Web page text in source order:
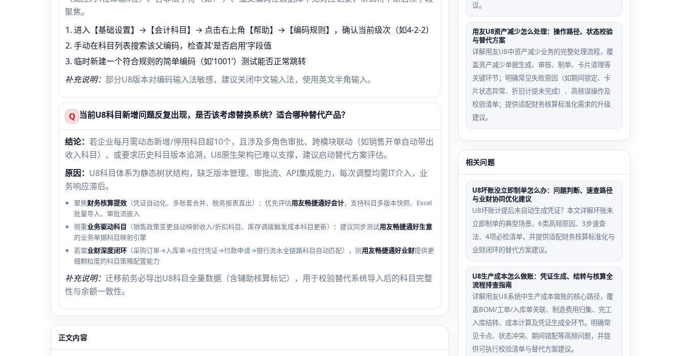
聚焦。
进入【基础设置】→【会计科目】→ 点击右上角【帮助】→【编码规则】，确认当前级次（如4-2-2）
手动在科目列表搜索该父编码，检查其‘是否启用’字段值
临时新建一个符合规则的简单编码（如‘1001’）测试能否正常跳转
补充说明： 部分U8版本对编码输入法敏感，建议关闭中文输入法，使用英文半角输入。
Q 当前U8科目新增问题反复出现，是否该考虑替换系统？适合哪种替代产品？
结论： 若企业每月需动态新增/停用科目超10个，且涉及多角色审批、跨模块联动（如销售开单自动带出
收入科目）、或要求历史科目版本追溯，U8原生架构已难以支撑，建议启动替代方案评估。
原因： U8科目体系为静态树状结构，缺乏版本管理、审批流、API集成能力，每次调整均需IT介入，业
务响应滞后。
聚焦财务核算提效 （凭证自动化、多账套合并、税务报表直出）：优先评估用友畅捷通好会计，支持科目多版本快照、Excel
批量导入、审批流嵌入
侧重业务驱动科目 （销售政策变更自动映射收入/折扣科目、库存调拨触发成本科目更新）：建议同步测试用友畅捷通好生意
的业务单据科目映射引擎
若需业财深度闭环 （采购订单→入库单→应付凭证→付款申请→银行流水全链路科目自动匹配），则用友畅捷通好业财提供更
细颗粒度的科目策略配置能力
补充说明： 迁移前务必导出U8科目全量数据（含辅助核算标记），用于校验替代系统导入后的科目完整
性与余额一致性。
正文内容
议。
用友U8资产减少怎么处理：操作路径、状态校验
与替代方案
详解用友U8中资产减少业务的完整处理流程，覆
盖资产减少单据生成、审核、制单、卡片清理等
关键环节；明确常见失败原因（如期间锁定、卡
片状态异常、折旧计提未完成）、高频误操作及
校验清单；提供适配财务核算标准化需求的升级
建议。
相关问题
U8坏账没立即制单怎么办：问题判断、速查路径
与业财协同优化建议
U8坏账计提后未自动生成凭证？本文详解坏账未
立即制单的典型场景、6类高频原因、3步速查
法、4项必检清单，并提供适配财务核算标准化与
业财闭环的替代方案建议。
U8生产成本怎么做账：凭证生成、结转与核算全
流程排查指南
详解用友U8系统中生产成本做账的核心路径，覆
盖BOM/工单/入库单关联、制造费用归集、完工
入库结转、成本计算及凭证生成全环节。明确常
见卡点、状态冲突、期间错配等高频问题，并提
供可执行校验清单与替代方案建议。